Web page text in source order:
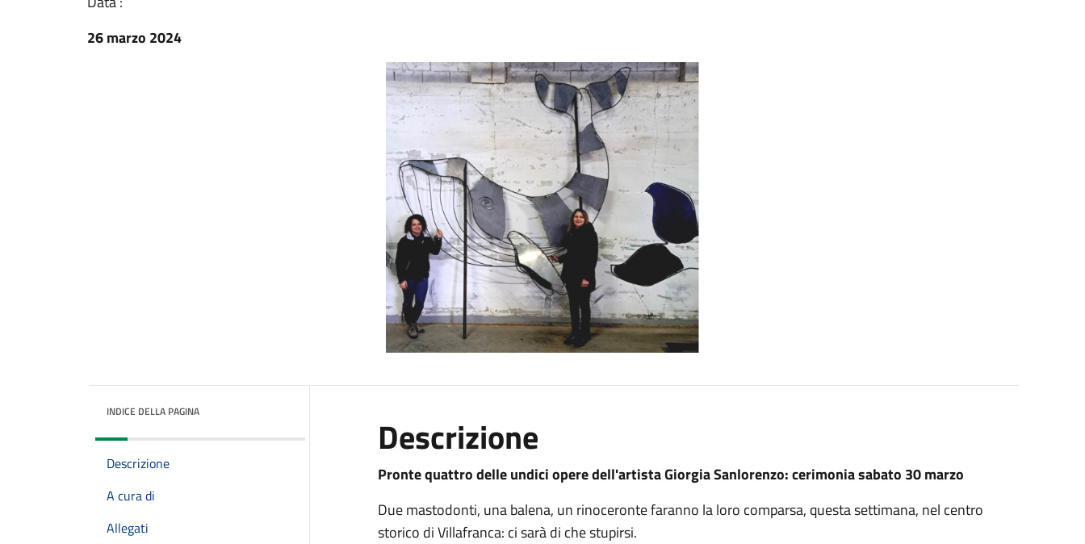
26 marzo 2024
INDICE DELLA PAGINA
Descrizione
A cura di
Allegati
Descrizione
Pronte quattro delle undici opere dell'artista Giorgia Sanlorenzo: cerimonia sabato 30 marzo
Due mastodonti, una balena, un rinoceronte faranno la loro comparsa, questa settimana, nel centro
storico di Villafranca: ci sarà di che stupirsi.